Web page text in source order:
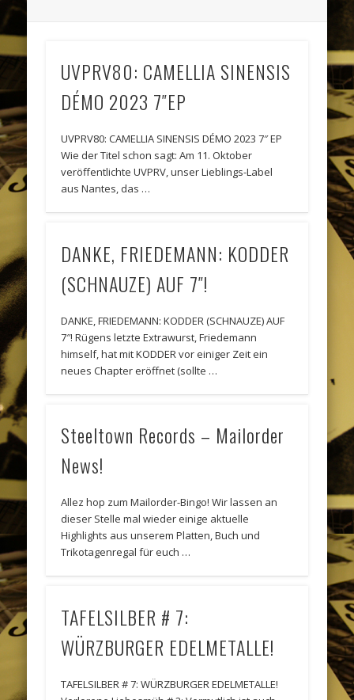
UVPRV80: CAMELLIA SINENSIS
DÉMO 2023 7″EP
UVPRV80: CAMELLIA SINENSIS DÉMO 2023 7″ EP
Wie der Titel schon sagt: Am 11. Oktober
veröffentlichte UVPRV, unser Lieblings-Label
aus Nantes, das …
DANKE, FRIEDEMANN: KODDER
(SCHNAUZE) AUF 7″!
DANKE, FRIEDEMANN: KODDER (SCHNAUZE) AUF
7″! Rügens letzte Extrawurst, Friedemann
himself, hat mit KODDER vor einiger Zeit ein
neues Chapter eröffnet (sollte …
Steeltown Records – Mailorder
News!
Allez hop zum Mailorder-Bingo! Wir lassen an
dieser Stelle mal wieder einige aktuelle
Highlights aus unserem Platten, Buch und
Trikotagenregal für euch …
TAFELSILBER # 7:
WÜRZBURGER EDELMETALLE!
TAFELSILBER # 7: WÜRZBURGER EDELMETALLE!